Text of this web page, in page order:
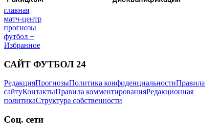
главная
матч-центр
прогнозы
футбол +
Избранное
САЙТ ФУТБОЛ 24
РедакцияПрогнозыПолитика конфиденциальностиПравила
сайтуКонтактыПравила комментированияРедакционная
политикаСтруктура собственности
Соц. сети